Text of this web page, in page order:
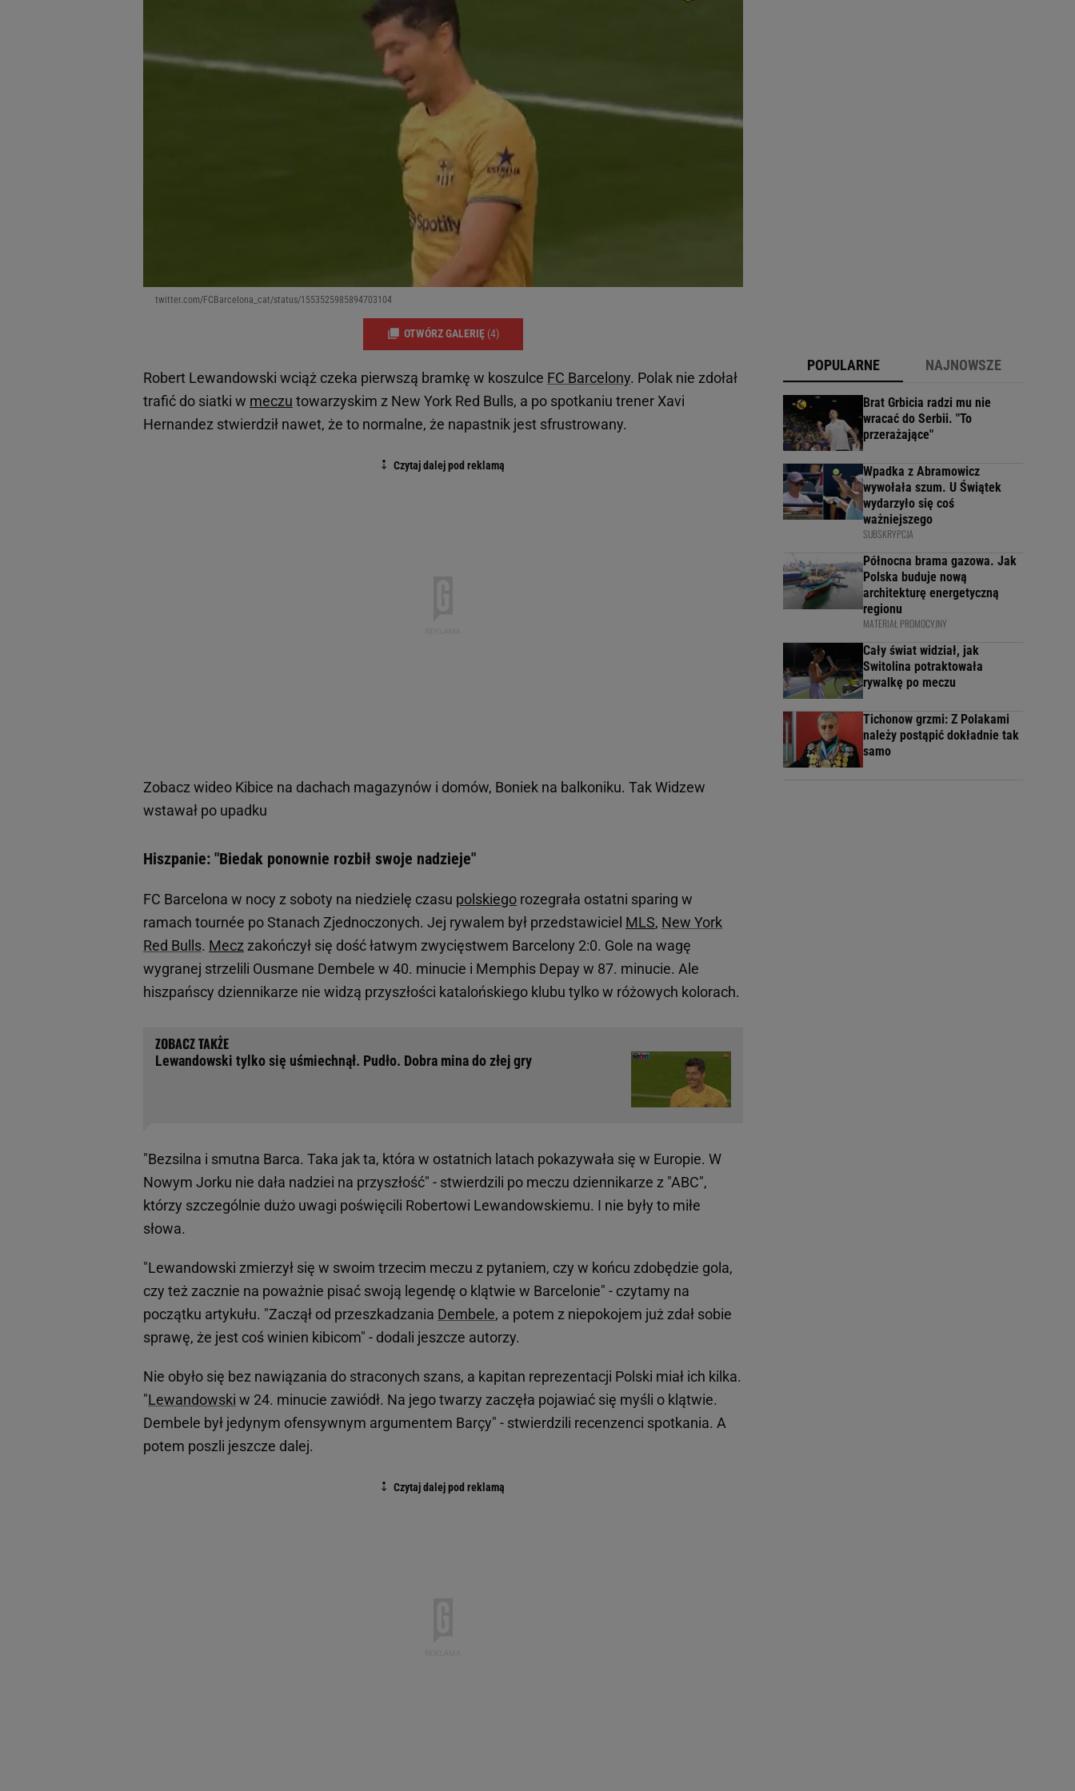
twitter.com/FCBarcelona_cat/status/1553525985894703104
OTWÓRZ GALERIĘ (4)
Robert Lewandowski wciąż czeka pierwszą bramkę w koszulce FC Barcelony. Polak nie zdołał
trafić do siatki w meczu towarzyskim z New York Red Bulls, a po spotkaniu trener Xavi
Hernandez stwierdził nawet, że to normalne, że napastnik jest sfrustrowany.
Zobacz wideo Kibice na dachach magazynów i domów, Boniek na balkoniku. Tak Widzew
wstawał po upadku
Hiszpanie: "Biedak ponownie rozbił swoje nadzieje"
FC Barcelona w nocy z soboty na niedzielę czasu polskiego rozegrała ostatni sparing w
ramach tournée po Stanach Zjednoczonych. Jej rywalem był przedstawiciel MLS, New York
Red Bulls. Mecz zakończył się dość łatwym zwycięstwem Barcelony 2:0. Gole na wagę
wygranej strzelili Ousmane Dembele w 40. minucie i Memphis Depay w 87. minucie. Ale
hiszpańscy dziennikarze nie widzą przyszłości katalońskiego klubu tylko w różowych kolorach.
Lewandowski tylko się uśmiechnął. Pudło. Dobra mina do złej gry
"Bezsilna i smutna Barca. Taka jak ta, która w ostatnich latach pokazywała się w Europie. W
Nowym Jorku nie dała nadziei na przyszłość" - stwierdzili po meczu dziennikarze z "ABC",
którzy szczególnie dużo uwagi poświęcili Robertowi Lewandowskiemu. I nie były to miłe
słowa.
"Lewandowski zmierzył się w swoim trzecim meczu z pytaniem, czy w końcu zdobędzie gola,
czy też zacznie na poważnie pisać swoją legendę o klątwie w Barcelonie" - czytamy na
początku artykułu. "Zaczął od przeszkadzania Dembele, a potem z niepokojem już zdał sobie
sprawę, że jest coś winien kibicom" - dodali jeszcze autorzy.
Nie obyło się bez nawiązania do straconych szans, a kapitan reprezentacji Polski miał ich kilka.
"Lewandowski w 24. minucie zawiódł. Na jego twarzy zaczęła pojawiać się myśli o klątwie.
Dembele był jedynym ofensywnym argumentem Barçy" - stwierdzili recenzenci spotkania. A
potem poszli jeszcze dalej.
POPULARNE NAJNOWSZE
Brat Grbicia radzi mu nie
wracać do Serbii. "To
przerażające"
Wpadka z Abramowicz
wywołała szum. U Świątek
wydarzyło się coś
ważniejszego
SUBSKRYPCJA
Północna brama gazowa. Jak
Polska buduje nową
architekturę energetyczną
regionu
MATERIAŁ PROMOCYJNY
Cały świat widział, jak
Switolina potraktowała
rywalkę po meczu
Tichonow grzmi: Z Polakami
należy postąpić dokładnie tak
samo